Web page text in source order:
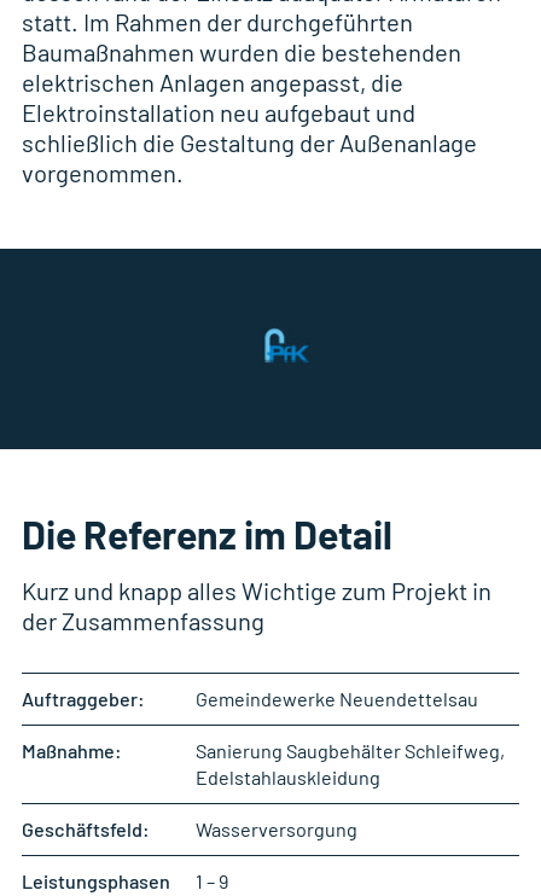
statt. Im Rahmen der durchgeführten
Baumaßnahmen wurden die bestehenden
elektrischen Anlagen angepasst, die
Elektroinstallation neu aufgebaut und
schließlich die Gestaltung der Außenanlage
vorgenommen.
Die Referenz im Detail
Kurz und knapp alles Wichtige zum Projekt in
der Zusammenfassung
Auftraggeber: Gemeindewerke Neuendettelsau
Maßnahme:
Sanierung Saugbehälter Schleifweg,
Edelstahlauskleidung
Geschäftsfeld: Wasserversorgung
Leistungsphasen 1 – 9